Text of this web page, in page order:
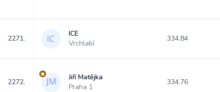
2271.
ICE
Vrchlabí
334.84
2272.
Jiří Matějka
Praha 1
334.76